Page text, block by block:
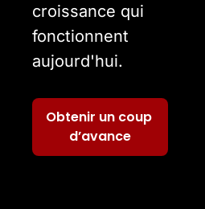
croissance qui
fonctionnent
aujourd'hui.
Obtenir un coup
d’avance